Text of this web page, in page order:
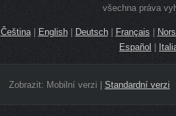
všechna práva
Čeština| English| Deutsch| Français |
Español |
Zobrazit: Mobilní verzi Standardní verzi